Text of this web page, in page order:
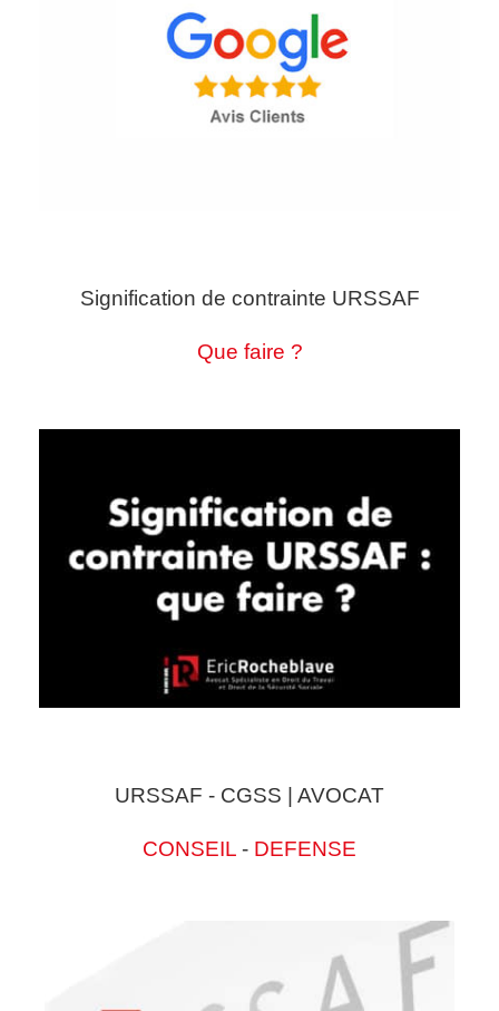
Signification de contrainte URSSAF
Que faire ?
URSSAF - CGSS | AVOCAT
CONSEIL - DEFENSE